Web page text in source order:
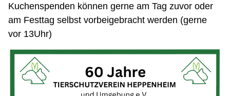
Kuchenspenden können gerne am Tag zuvor oder
am Festtag selbst vorbeigebracht werden (gerne
vor 13Uhr)